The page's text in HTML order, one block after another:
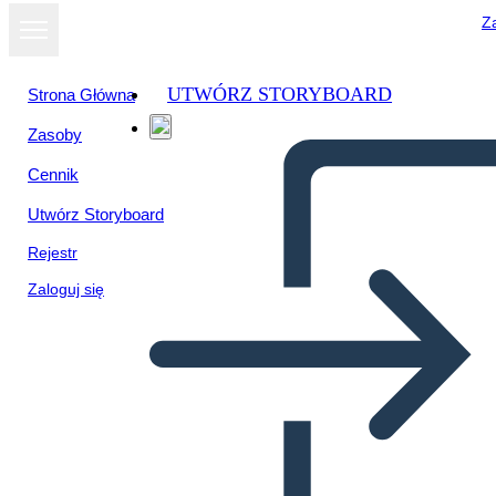
Strona Główna
Zasoby
Cennik
Utwórz Storyboard
Rejestr
Zaloguj się
UTWÓRZ STORYBOARD
Brev Postkort 8